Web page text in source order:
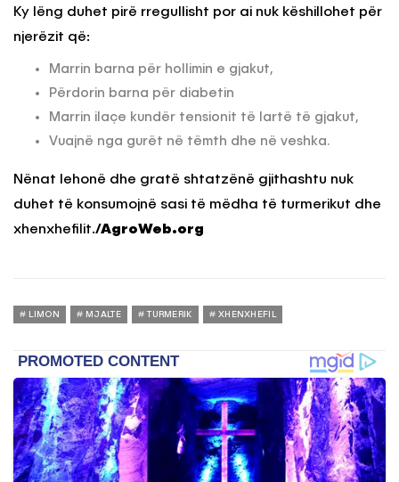
Ky lëng duhet pirë rregullisht por ai nuk këshillohet për
njerëzit që:
Marrin barna për hollimin e gjakut,
Përdorin barna për diabetin
Marrin ilaçe kundër tensionit të lartë të gjakut,
Vuajnë nga gurët në tëmth dhe në veshka.
Nënat lehonë dhe gratë shtatzënë gjithashtu nuk
duhet të konsumojnë sasi të mëdha të turmerikut dhe
xhenxhefilit./AgroWeb.org
LIMON MJALTE TURMERIK XHENXHEFIL